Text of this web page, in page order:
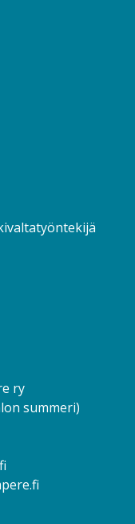
ry
summeri)